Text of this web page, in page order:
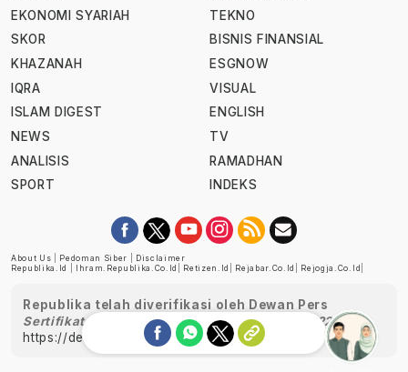
EKONOMI SYARIAH
SKOR
KHAZANAH
IQRA
ISLAM DIGEST
NEWS
ANALISIS
SPORT
TEKNO
BISNIS FINANSIAL
ESGNOW
VISUAL
ENGLISH
TV
RAMADHAN
INDEKS
About Us Pedoman Siber
Disclaimer
Republika.id
Ihram.republika.co.id Retizen.id Rejabar.co.id Rejogja.co.id
Republika telah diverifikasi oleh Dewan Pers
Sertifikat Nomor 1058/DP-Verifikasi/K/XII/2022
https://dewanpers.or.id/data/perusahaanpers